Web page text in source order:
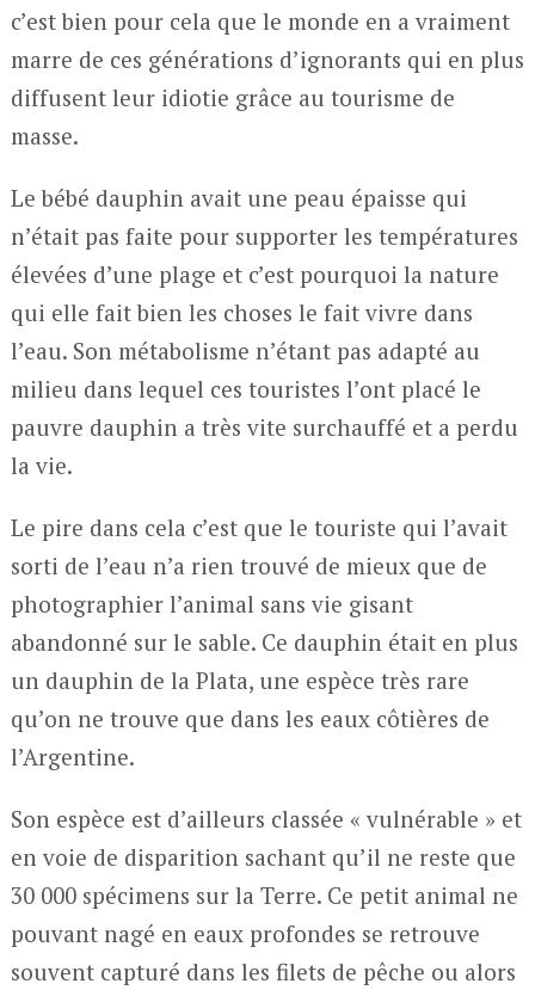
c’est bien pour cela que le monde en a vraiment
marre de ces générations d’ignorants qui en plus
diffusent leur idiotie grâce au tourisme de
masse.
Le bébé dauphin avait une peau épaisse qui
n’était pas faite pour supporter les températures
élevées d’une plage et c’est pourquoi la nature
qui elle fait bien les choses le fait vivre dans
l’eau. Son métabolisme n’étant pas adapté au
milieu dans lequel ces touristes l’ont placé le
pauvre dauphin a très vite surchauffé et a perdu
la vie.
Le pire dans cela c’est que le touriste qui l’avait
sorti de l’eau n’a rien trouvé de mieux que de
photographier l’animal sans vie gisant
abandonné sur le sable. Ce dauphin était en plus
un dauphin de la Plata, une espèce très rare
qu’on ne trouve que dans les eaux côtières de
l’Argentine.
Son espèce est d’ailleurs classée « vulnérable » et
en voie de disparition sachant qu’il ne reste que
30 000 spécimens sur la Terre. Ce petit animal ne
pouvant nagé en eaux profondes se retrouve
souvent capturé dans les filets de pêche ou alors